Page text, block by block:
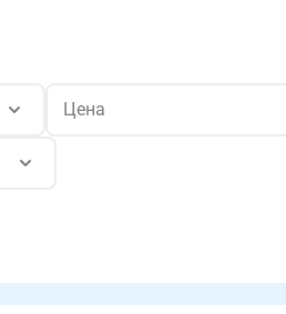
Цена